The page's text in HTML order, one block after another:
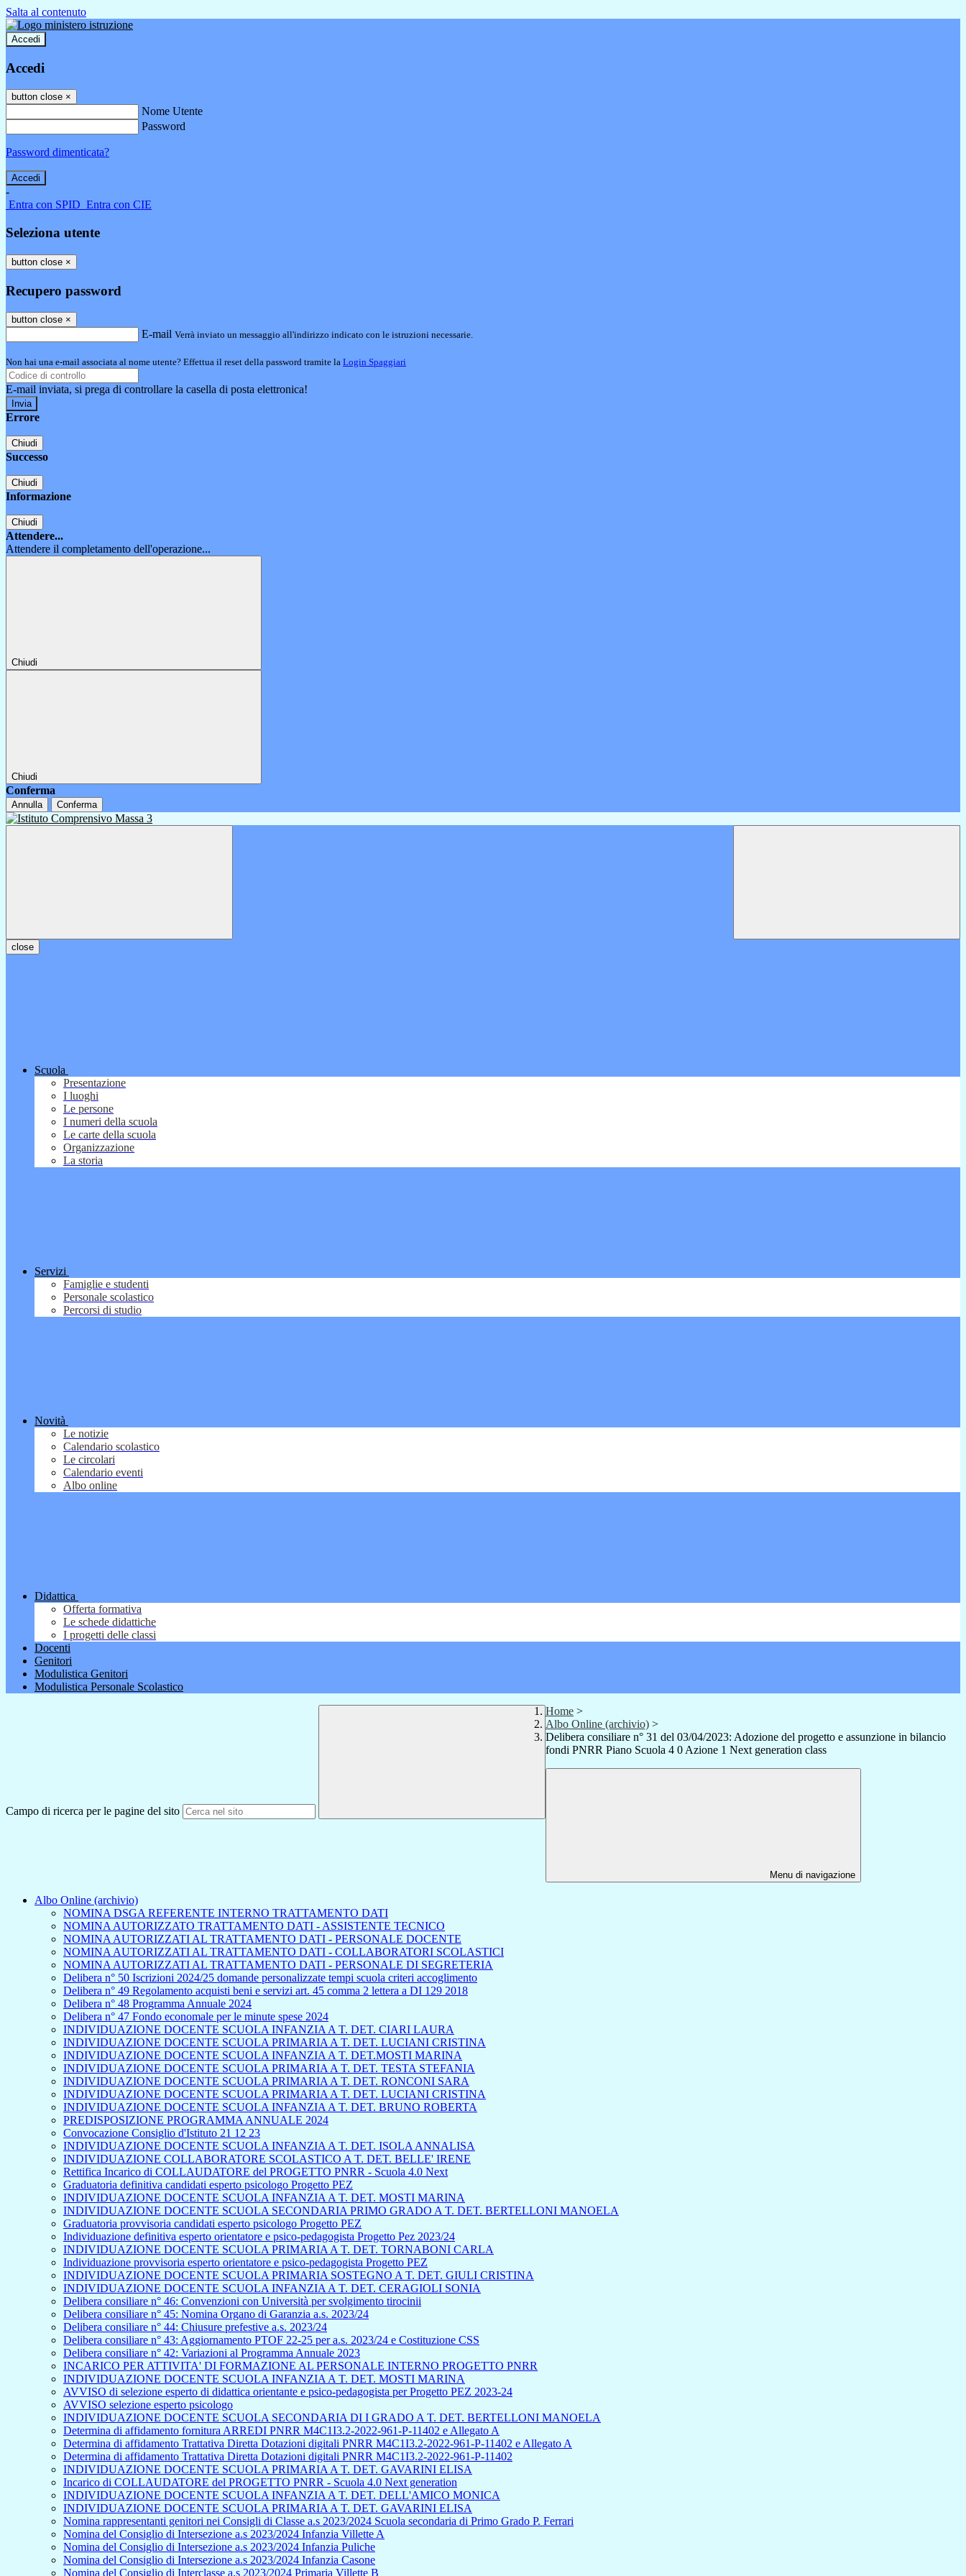
Salta al contenuto
Accedi
Accedi
button close ×
Nome Utente
Password
Password dimenticata?
-
Entra con SPID Entra con CIE
Seleziona utente
button close ×
Recupero password
button close ×
E-mail Verrà inviato un messaggio all'indirizzo indicato con le istruzioni necessarie.
Non hai una e-mail associata al nome utente? Effettua il reset della password tramite la Login Spaggiari
E-mail inviata, si prega di controllare la casella di posta elettronica!
Errore
Chiudi
Successo
Chiudi
Informazione
Chiudi
Attendere...
Attendere il completamento dell'operazione...
Chiudi
Chiudi
Conferma
Annulla Conferma
close
Scuola
Presentazione
I luoghi
Le persone
I numeri della scuola
Le carte della scuola
Organizzazione
La storia
Servizi
Famiglie e studenti
Personale scolastico
Percorsi di studio
Novità
Le notizie
Calendario scolastico
Le circolari
Calendario eventi
Albo online
Didattica
Offerta formativa
Le schede didattiche
I progetti delle classi
Docenti
Genitori
Modulistica Genitori
Modulistica Personale Scolastico
Campo di ricerca per le pagine del sito
Home >
Albo Online (archivio) >
Delibera consiliare n° 31 del 03/04/2023: Adozione del progetto e assunzione in bilancio
fondi PNRR Piano Scuola 4 0 Azione 1 Next generation class
Menu di navigazione
Albo Online (archivio)
NOMINA DSGA REFERENTE INTERNO TRATTAMENTO DATI
NOMINA AUTORIZZATO TRATTAMENTO DATI - ASSISTENTE TECNICO
NOMINA AUTORIZZATI AL TRATTAMENTO DATI - PERSONALE DOCENTE
NOMINA AUTORIZZATI AL TRATTAMENTO DATI - COLLABORATORI SCOLASTICI
NOMINA AUTORIZZATI AL TRATTAMENTO DATI - PERSONALE DI SEGRETERIA
Delibera n° 50 Iscrizioni 2024/25 domande personalizzate tempi scuola criteri accoglimento
Delibera n° 49 Regolamento acquisti beni e servizi art. 45 comma 2 lettera a DI 129 2018
Delibera n° 48 Programma Annuale 2024
Delibera n° 47 Fondo economale per le minute spese 2024
INDIVIDUAZIONE DOCENTE SCUOLA INFANZIA A T. DET. CIARI LAURA
INDIVIDUAZIONE DOCENTE SCUOLA PRIMARIA A T. DET. LUCIANI CRISTINA
INDIVIDUAZIONE DOCENTE SCUOLA INFANZIA A T. DET.MOSTI MARINA
INDIVIDUAZIONE DOCENTE SCUOLA PRIMARIA A T. DET. TESTA STEFANIA
INDIVIDUAZIONE DOCENTE SCUOLA PRIMARIA A T. DET. RONCONI SARA
INDIVIDUAZIONE DOCENTE SCUOLA PRIMARIA A T. DET. LUCIANI CRISTINA
INDIVIDUAZIONE DOCENTE SCUOLA INFANZIA A T. DET. BRUNO ROBERTA
PREDISPOSIZIONE PROGRAMMA ANNUALE 2024
Convocazione Consiglio d'Istituto 21 12 23
INDIVIDUAZIONE DOCENTE SCUOLA INFANZIA A T. DET. ISOLA ANNALISA
INDIVIDUAZIONE COLLABORATORE SCOLASTICO A T. DET. BELLE' IRENE
Rettifica Incarico di COLLAUDATORE del PROGETTO PNRR - Scuola 4.0 Next
Graduatoria definitiva candidati esperto psicologo Progetto PEZ
INDIVIDUAZIONE DOCENTE SCUOLA INFANZIA A T. DET. MOSTI MARINA
INDIVIDUAZIONE DOCENTE SCUOLA SECONDARIA PRIMO GRADO A T. DET. BERTELLONI MANOELA
Graduatoria provvisoria candidati esperto psicologo Progetto PEZ
Individuazione definitiva esperto orientatore e psico-pedagogista Progetto Pez 2023/24
INDIVIDUAZIONE DOCENTE SCUOLA PRIMARIA A T. DET. TORNABONI CARLA
Individuazione provvisoria esperto orientatore e psico-pedagogista Progetto PEZ
INDIVIDUAZIONE DOCENTE SCUOLA PRIMARIA SOSTEGNO A T. DET. GIULI CRISTINA
INDIVIDUAZIONE DOCENTE SCUOLA INFANZIA A T. DET. CERAGIOLI SONIA
Delibera consiliare n° 46: Convenzioni con Università per svolgimento tirocinii
Delibera consiliare n° 45: Nomina Organo di Garanzia a.s. 2023/24
Delibera consiliare n° 44: Chiusure prefestive a.s. 2023/24
Delibera consiliare n° 43: Aggiornamento PTOF 22-25 per a.s. 2023/24 e Costituzione CSS
Delibera consiliare n° 42: Variazioni al Programma Annuale 2023
INCARICO PER ATTIVITA' DI FORMAZIONE AL PERSONALE INTERNO PROGETTO PNRR
INDIVIDUAZIONE DOCENTE SCUOLA INFANZIA A T. DET. MOSTI MARINA
AVVISO di selezione esperto di didattica orientante e psico-pedagogista per Progetto PEZ 2023-24
AVVISO selezione esperto psicologo
INDIVIDUAZIONE DOCENTE SCUOLA SECONDARIA DI I GRADO A T. DET. BERTELLONI MANOELA
Determina di affidamento fornitura ARREDI PNRR M4C1I3.2-2022-961-P-11402 e Allegato A
Determina di affidamento Trattativa Diretta Dotazioni digitali PNRR M4C1I3.2-2022-961-P-11402 e Allegato A
Determina di affidamento Trattativa Diretta Dotazioni digitali PNRR M4C1I3.2-2022-961-P-11402
INDIVIDUAZIONE DOCENTE SCUOLA PRIMARIA A T. DET. GAVARINI ELISA
Incarico di COLLAUDATORE del PROGETTO PNRR - Scuola 4.0 Next generation
INDIVIDUAZIONE DOCENTE SCUOLA INFANZIA A T. DET. DELL'AMICO MONICA
INDIVIDUAZIONE DOCENTE SCUOLA PRIMARIA A T. DET. GAVARINI ELISA
Nomina rappresentanti genitori nei Consigli di Classe a.s 2023/2024 Scuola secondaria di Primo Grado P. Ferrari
Nomina del Consiglio di Intersezione a.s 2023/2024 Infanzia Villette A
Nomina del Consiglio di Intersezione a.s 2023/2024 Infanzia Puliche
Nomina del Consiglio di Intersezione a.s 2023/2024 Infanzia Casone
Nomina del Consiglio di Interclasse a.s 2023/2024 Primaria Villette B